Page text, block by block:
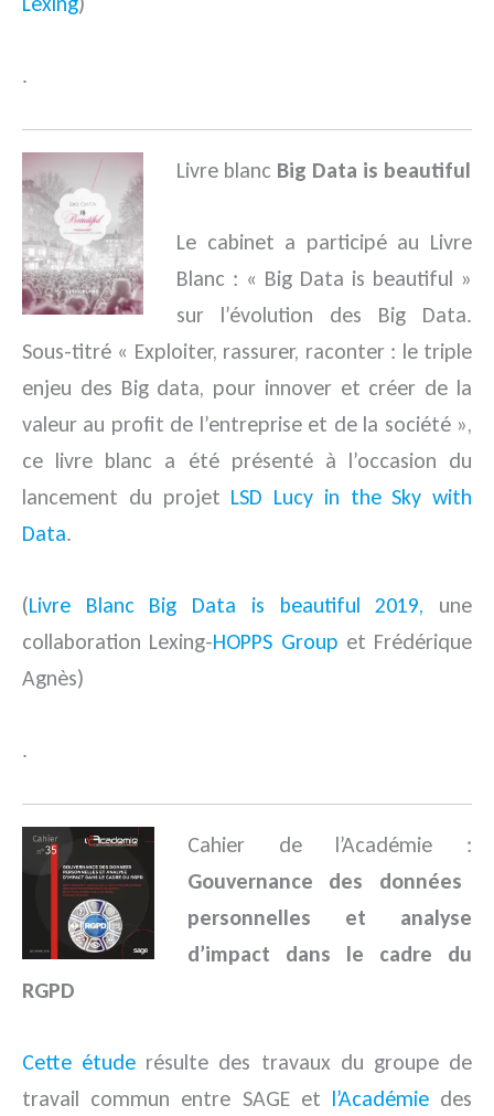
.
Livre blanc Big Data is beautiful
Le cabinet a participé au Livre
Blanc : « Big Data is beautiful »
sur l’évolution des Big Data.
Sous-titré « Exploiter, rassurer, raconter : le triple
enjeu des Big data, pour innover et créer de la
valeur au profit de l’entreprise et de la société »,
ce livre blanc a été présenté à l’occasion du
lancement du projet LSD Lucy in the Sky with
Data.
(Livre Blanc Big Data is beautiful 2019, une
collaboration Lexing-HOPPS Group et Frédérique
Agnès)
.
Cahier de l’Académie :
Gouvernance des données
personnelles et analyse
d’impact dans le cadre du
RGPD
Cette étude résulte des travaux du groupe de
travail commun entre SAGE et l’Académiedes